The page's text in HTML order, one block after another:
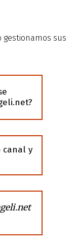
gestionamos sus
canal y